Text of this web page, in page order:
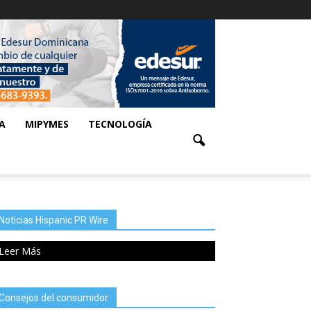
MIPYMES TECNOLOGÍA
Noticias Hispanic PR Wire
Leer Más
del consumidor